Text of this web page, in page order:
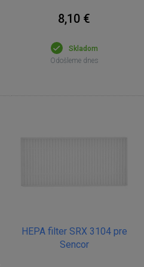
8,10 €
Skladom
Odošleme dnes
HEPA filter SRX 3104 pre
Sencor